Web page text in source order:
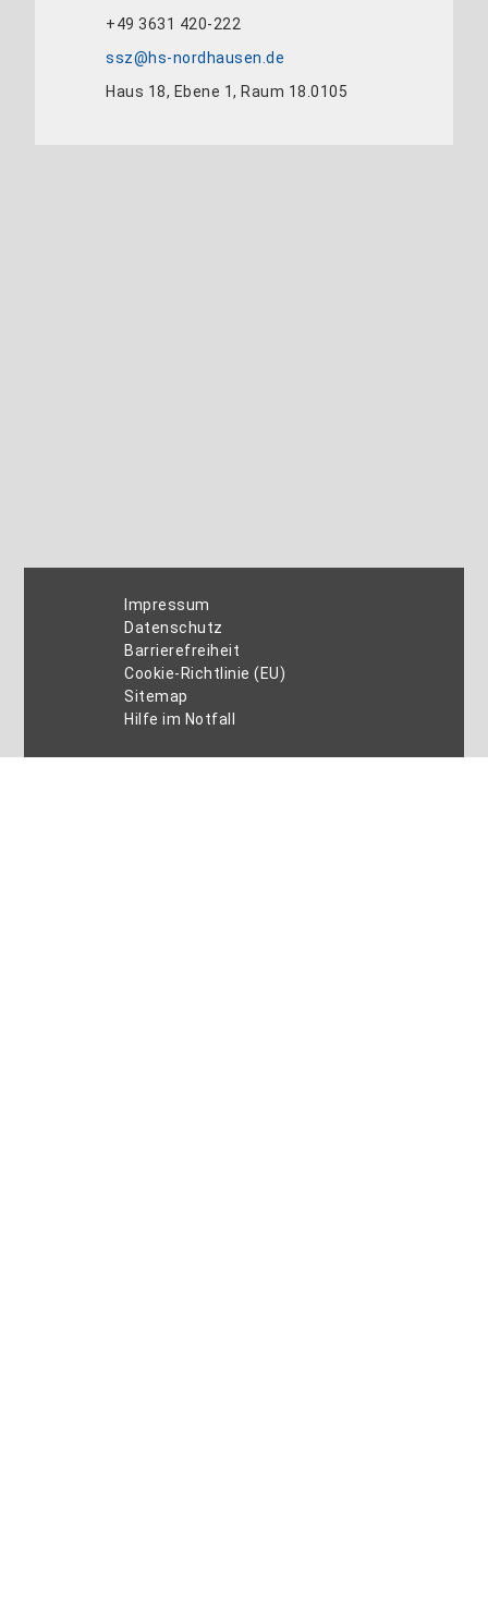
+49 3631 420-222
ssz@hs-nordhausen.de
Haus 18, Ebene 1, Raum 18.0105
Impressum
Datenschutz
Barrierefreiheit
Cookie-Richtlinie (EU)
Sitemap
Hilfe im Notfall